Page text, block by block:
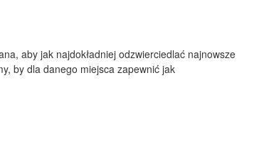
aby jak najdokładniej odzwierciedlać najnowsze
by dla danego miejsca zapewnić jak
Midland
N